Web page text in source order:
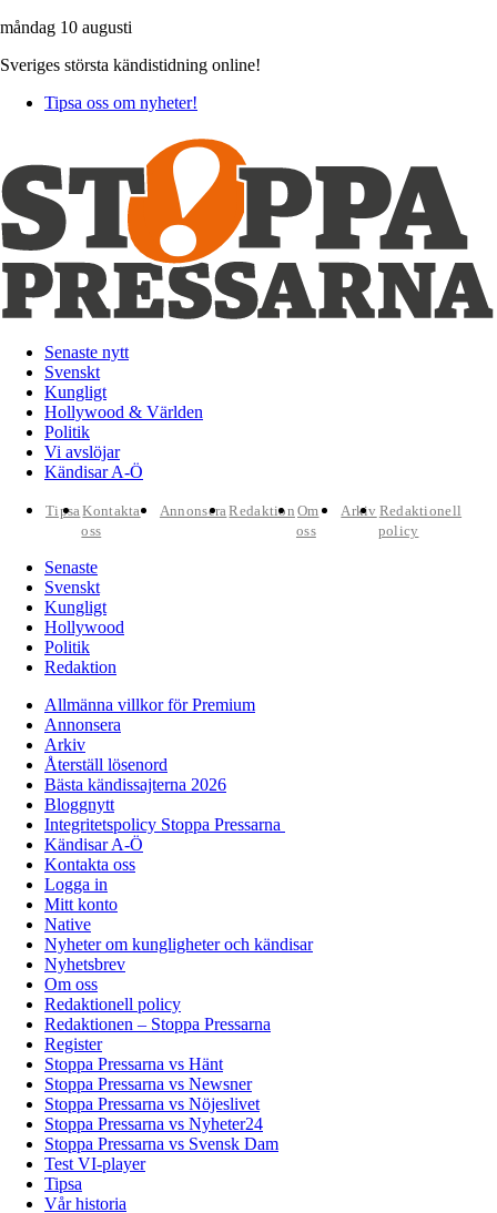
måndag 10 augusti
Sveriges största kändistidning online!
Tipsa oss om nyheter!
Senaste nytt
Svenskt
Kungligt
Hollywood & Världen
Politik
Vi avslöjar
Kändisar A-Ö
TipsaKontakta
oss
AnnonseraRedaktion Om
oss
Arkiv Redaktionell
policy
Senaste
Svenskt
Kungligt
Hollywood
Politik
Redaktion
Allmänna villkor för Premium
Annonsera
Arkiv
Återställ lösenord
Bästa kändissajterna 2026
Bloggnytt
Integritetspolicy Stoppa Pressarna
Kändisar A-Ö
Kontakta oss
Logga in
Mitt konto
Native
Nyheter om kungligheter och kändisar
Nyhetsbrev
Om oss
Redaktionell policy
Redaktionen – Stoppa Pressarna
Register
Stoppa Pressarna vs Hänt
Stoppa Pressarna vs Newsner
Stoppa Pressarna vs Nöjeslivet
Stoppa Pressarna vs Nyheter24
Stoppa Pressarna vs Svensk Dam
Test VI-player
Tipsa
Vår historia